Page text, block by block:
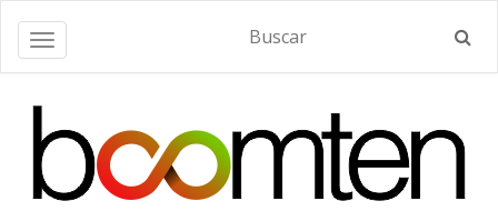
Alternar navegación